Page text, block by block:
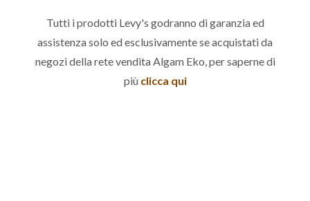
Tutti i prodotti Levy's godranno di garanzia ed
assistenza solo ed esclusivamente se acquistati da
negozi della rete vendita Algam Eko, per saperne di
più clicca qui